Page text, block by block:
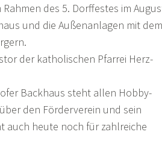
des 5. Dorffestes im
und die Außenanlagen mit dem
der katholischen Pfarrei Herz-
Backhaus steht allen Hobby-
den Förderverein und sein
auch heute noch für zahlreiche